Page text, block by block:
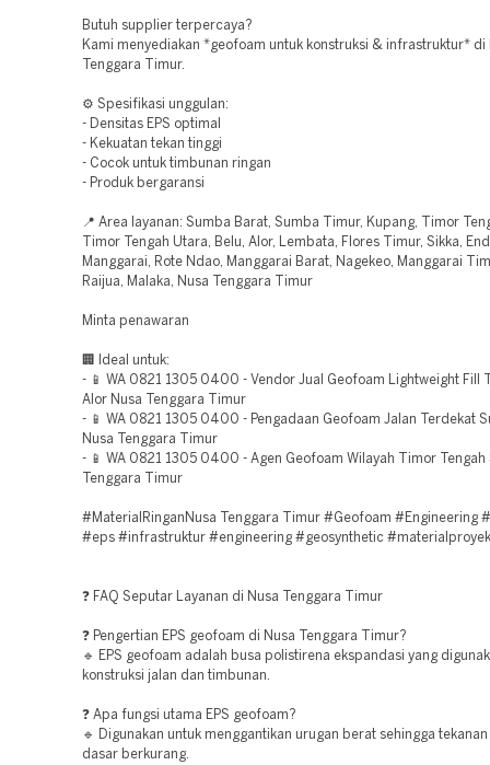
Butuh supplier terpercaya?
Kami menyediakan *geofoam untuk konstruksi & infrastruktur* di
Tenggara Timur.
⚙️ Spesifikasi unggulan:
- Densitas EPS optimal
- Kekuatan tekan tinggi
- Cocok untuk timbunan ringan
- Produk bergaransi
📍 Area layanan: Sumba Barat, Sumba Timur, Kupang, Timor
Timor Tengah Utara, Belu, Alor, Lembata, Flores Timur, Sikka,
Manggarai, Rote Ndao, Manggarai Barat, Nagekeo, Manggarai
Raijua, Malaka, Nusa Tenggara Timur
Minta penawaran
🏢 Ideal untuk:
- 📱 WA 0821 1305 0400 - Vendor Jual Geofoam Lightweight Fill
Alor Nusa Tenggara Timur
- 📱 WA 0821 1305 0400 - Pengadaan Geofoam Jalan Terdekat
Nusa Tenggara Timur
- 📱 WA 0821 1305 0400 - Agen Geofoam Wilayah Timor Tengah
Tenggara Timur
#MaterialRinganNusa Tenggara Timur #Geofoam #Engineering
#eps #infrastruktur #engineering #geosynthetic #materialproyek
❓ FAQ Seputar Layanan di Nusa Tenggara Timur
❓ Pengertian EPS geofoam di Nusa Tenggara Timur?
🔹 EPS geofoam adalah busa polistirena ekspandasi yang
konstruksi jalan dan timbunan.
❓ Apa fungsi utama EPS geofoam?
🔹 Digunakan untuk menggantikan urugan berat sehingga
dasar berkurang.